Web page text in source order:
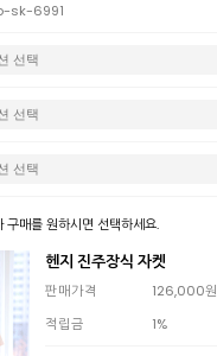
sk-6991
구매를 원하시면 선택하세요.
헨지 진주장식 자켓
판매가격
126,000원
적립금
1%